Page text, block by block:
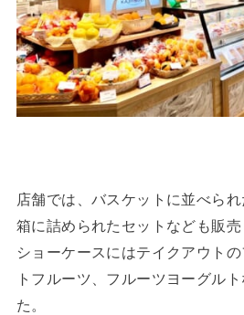
店舗では、バスケットに並べら
箱に詰められたセットなども販売
ショーケースにはテイクアウト
トフルーツ、フルーツヨーグル
た。